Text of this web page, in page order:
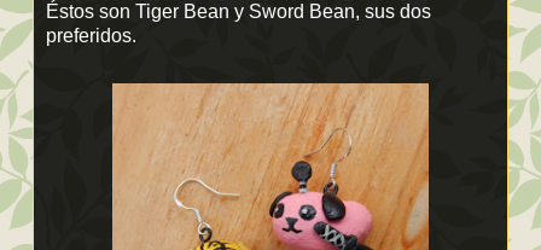
Éstos son Tiger Bean y Sword Bean, sus dos
preferidos.